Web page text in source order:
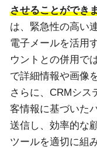
させることができ
は、緊急性の高い
電子メールを活用
ウントとの併用で
で詳細情報や画像
さらに、CRMシス
客情報に基づいた
送信し、効率的な
ツールを適切に組